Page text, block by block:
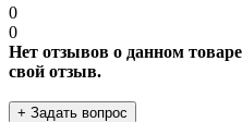
0
0
Нет отзывов о данном
свой отзыв.
+ Задать вопрос